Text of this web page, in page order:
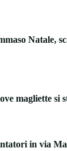
Natale,
magliette si
in via